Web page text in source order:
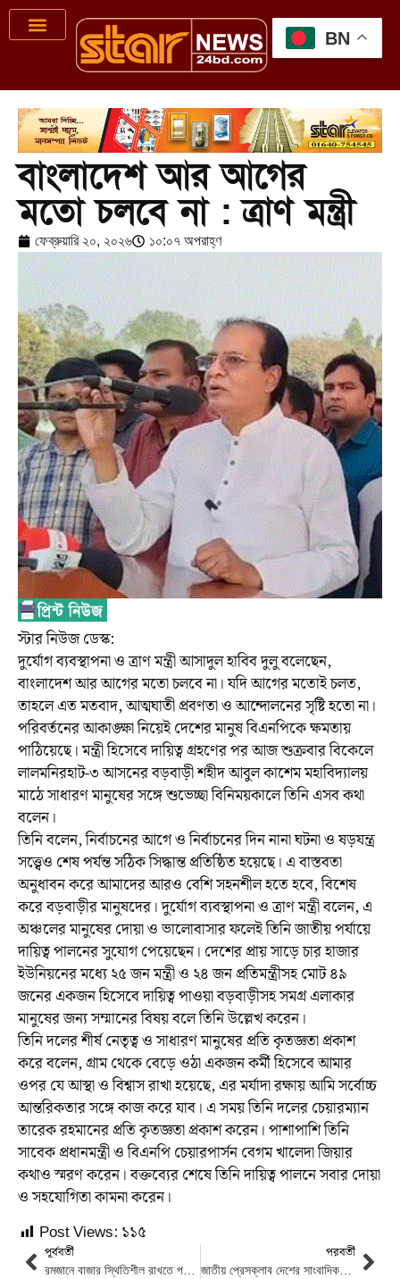
বাংলাদেশ আর আগের
মতো চলবে না : ত্রাণ মন্ত্রী
ফেব্রুয়ারি ২০, ২০২৬ ১০:০৭ অপরাহ্ণ
স্টার নিউজ ডেস্ক:
দুর্যোগ ব্যবস্থাপনা ও ত্রাণ মন্ত্রী আসাদুল হাবিব দুলু বলেছেন,
বাংলাদেশ আর আগের মতো চলবে না। যদি আগের মতোই চলত,
তাহলে এত মতবাদ, আত্মঘাতী প্রবণতা ও আন্দোলনের সৃষ্টি হতো না।
পরিবর্তনের আকাঙ্ক্ষা নিয়েই দেশের মানুষ বিএনপিকে ক্ষমতায়
পাঠিয়েছে। মন্ত্রী হিসেবে দায়িত্ব গ্রহণের পর আজ শুক্রবার বিকেলে
লালমনিরহাট-৩ আসনের বড়বাড়ী শহীদ আবুল কাশেম মহাবিদ্যালয়
মাঠে সাধারণ মানুষের সঙ্গে শুভেচ্ছা বিনিময়কালে তিনি এসব কথা
বলেন।
তিনি বলেন, নির্বাচনের আগে ও নির্বাচনের দিন নানা ঘটনা ও ষড়যন্ত্র
সত্ত্বেও শেষ পর্যন্ত সঠিক সিদ্ধান্ত প্রতিষ্ঠিত হয়েছে। এ বাস্তবতা
অনুধাবন করে আমাদের আরও বেশি সহনশীল হতে হবে, বিশেষ
করে বড়বাড়ীর মানুষদের। দুর্যোগ ব্যবস্থাপনা ও ত্রাণ মন্ত্রী বলেন, এ
অঞ্চলের মানুষের দোয়া ও ভালোবাসার ফলেই তিনি জাতীয় পর্যায়ে
দায়িত্ব পালনের সুযোগ পেয়েছেন। দেশের প্রায় সাড়ে চার হাজার
ইউনিয়নের মধ্যে ২৫ জন মন্ত্রী ও ২৪ জন প্রতিমন্ত্রীসহ মোট ৪৯
জনের একজন হিসেবে দায়িত্ব পাওয়া বড়বাড়ীসহ সমগ্র এলাকার
মানুষের জন্য সম্মানের বিষয় বলে তিনি উল্লেখ করেন।
তিনি দলের শীর্ষ নেতৃত্ব ও সাধারণ মানুষের প্রতি কৃতজ্ঞতা প্রকাশ
করে বলেন, গ্রাম থেকে বেড়ে ওঠা একজন কর্মী হিসেবে আমার
ওপর যে আস্থা ও বিশ্বাস রাখা হয়েছে, এর মর্যাদা রক্ষায় আমি সর্বোচ্চ
আন্তরিকতার সঙ্গে কাজ করে যাব। এ সময় তিনি দলের চেয়ারম্যান
তারেক রহমানের প্রতি কৃতজ্ঞতা প্রকাশ করেন। পাশাপাশি তিনি
সাবেক প্রধানমন্ত্রী ও বিএনপি চেয়ারপার্সন বেগম খালেদা জিয়ার
কথাও স্মরণ করেন। বক্তব্যের শেষে তিনি দায়িত্ব পালনে সবার দোয়া
ও সহযোগিতা কামনা করেন।
Post Views: ১১৫
পূর্ববর্তী পরবর্তী
জাতীয় প্রেসক্লাব দেশের সাংবাদিকদের মিলন কেন্দ্র- তথ্য ও সম্প্রচার মন্ত্রী
BN